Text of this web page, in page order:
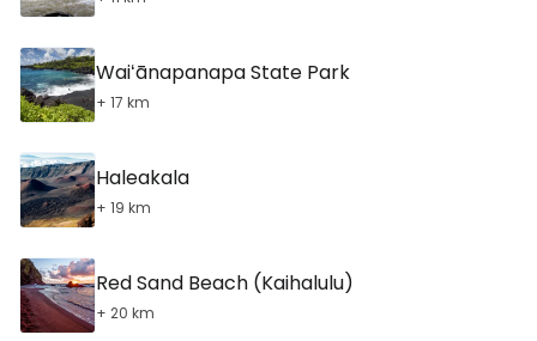
Waiʻānapanapa State Park
+ 17 km
Haleakala
+ 19 km
Red Sand Beach (Kaihalulu)
+ 20 km